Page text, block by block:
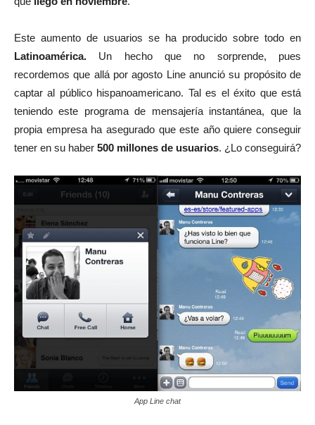
Este aumento de usuarios se ha producido sobre todo en
Latinoamérica. Un hecho que no sorprende, pues
recordemos que allá por agosto Line anunció su propósito de
captar al público hispanoamericano. Tal es el éxito que está
teniendo este programa de mensajería instantánea, que la
propia empresa ha asegurado que este año quiere conseguir
tener en su haber 500 millones de usuarios. ¿Lo conseguirá?
App Line chat